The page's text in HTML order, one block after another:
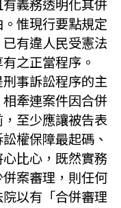
義務透明化其併
惟現行要點規定
有違人民受憲法
之正當程序。
事訴訟程序的主
牽連案件因合併
至少應讓被告表
權保障最起碼、
比心，既然實務
案審理，則任何
以有「合併審理